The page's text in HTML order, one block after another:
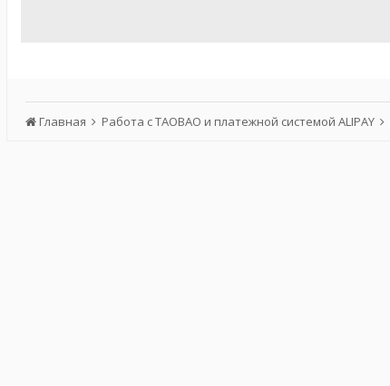
Главная Работа с TAOBAO и платежной системой ALIPAY